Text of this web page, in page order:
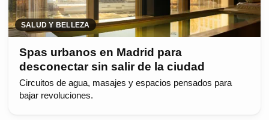
SALUD Y BELLEZA
Spas urbanos en Madrid para
desconectar sin salir de la ciudad
Circuitos de agua, masajes y espacios pensados para
bajar revoluciones.